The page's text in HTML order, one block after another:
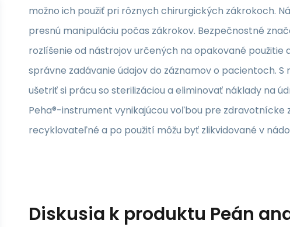
možno ich použiť pri rôznych chirurgických zákrokoch.
presnú manipuláciu počas zákrokov. Bezpečnostné
rozlíšenie od nástrojov určených na opakované
správne zadávanie údajov do záznamov o pacientoch.
ušetriť si prácu so sterilizáciou a eliminovať náklady na
Peha®-instrument vynikajúcou voľbou pre zdravotnícke
recyklovateľné a po použití môžu byť zlikvidované v
Diskusia k produktu Peán